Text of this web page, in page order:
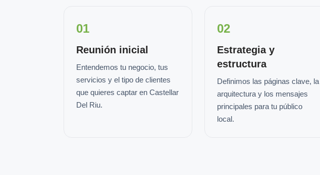
01
Reunión inicial
Entendemos tu negocio, tus
servicios y el tipo de clientes
que quieres captar en Castellar
Del Riu.
02
Estrategia y
estructura
Definimos las páginas clave, la
arquitectura y los mensajes
principales para tu público
local.